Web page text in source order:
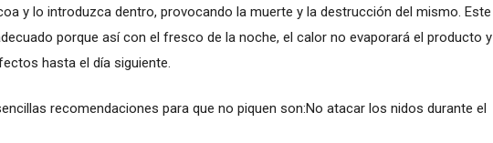
y lo introduzca dentro, provocando la muerte y la destrucción del mismo. Este
porque así con el fresco de la noche, el calor no evaporará el producto y
hasta el día siguiente.
recomendaciones para que no piquen son:No atacar los nidos durante el